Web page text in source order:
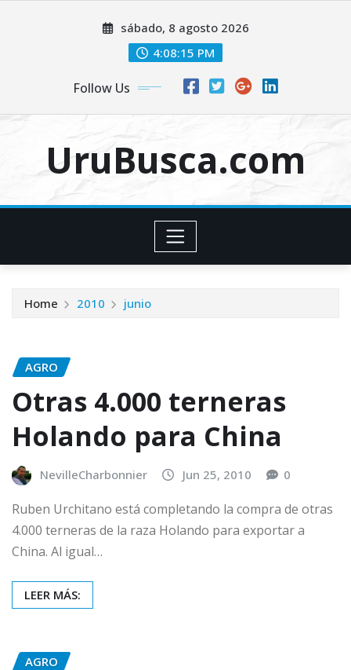
sábado, 8 agosto 2026
4:08:16 PM
Follow Us
UruBusca.com
Home 2010 junio
AGRO
Otras 4.000 terneras
Holando para China
NevilleCharbonnier Jun 25, 2010 0
Ruben Urchitano está completando la compra de otras
4.000 terneras de la raza Holando para exportar a
China. Al igual…
LEER MÁS:
AGRO